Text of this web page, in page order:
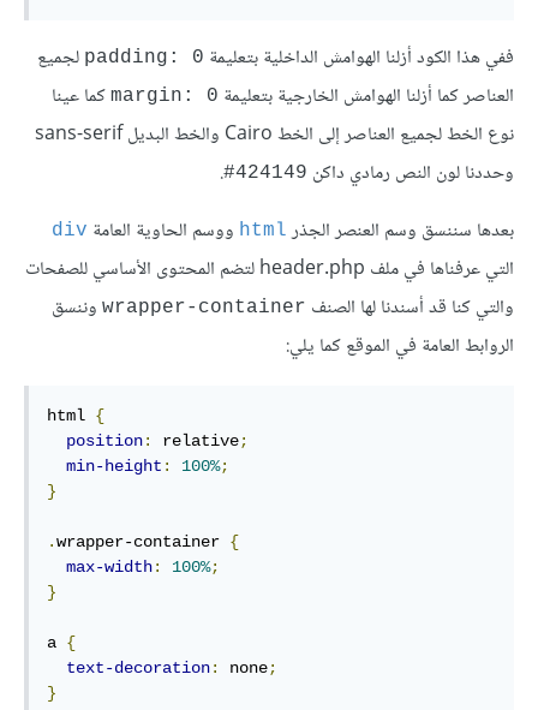
ففي هذا الكود أزلنا الهوامش الداخلية بتعليمة padding: 0 لجميع
العناصر كما أزلنا الهوامش الخارجية بتعليمة margin: 0 كما عينا
نوع الخط لجميع العناصر إلى الخط Cairo والخط البديل sans-serif
وحددنا لون النص رمادي داكن ‎#‎‎424149
.
بعدها سننسق وسم العنصر الجذر html ووسم الحاوية العامة div
التي عرفناها في ملف header.php لتضم المحتوى الأساسي للصفحات
والتي كنا قد أسندنا لها الصنف wrapper-container وننسق
الروابط العامة في الموقع كما يلي:
html {
position: relative;
min-height : 100%;
}
.wrapper-container {
max-width: 100%;
}
a {
text-decoration: none;
}